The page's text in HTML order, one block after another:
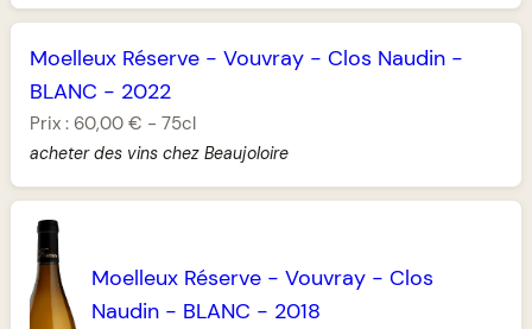
Moelleux Réserve - Vouvray - Clos Naudin -
BLANC - 2022
Prix : 60,00 € - 75cl
acheter des vins chez Beaujoloire
Moelleux Réserve- Vouvray- Clos
Naudin- BLANC - 2018